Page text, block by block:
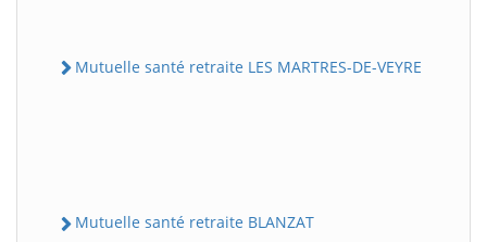
Mutuelle santé retraite LES MARTRES-DE-VEYRE
Mutuelle santé retraite BLANZAT